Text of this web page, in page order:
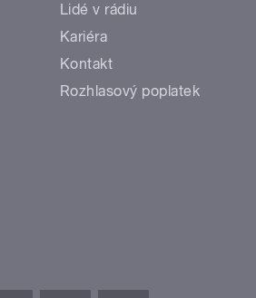
Lidé v rádiu
Kariéra
Kontakt
Rozhlasový poplatek